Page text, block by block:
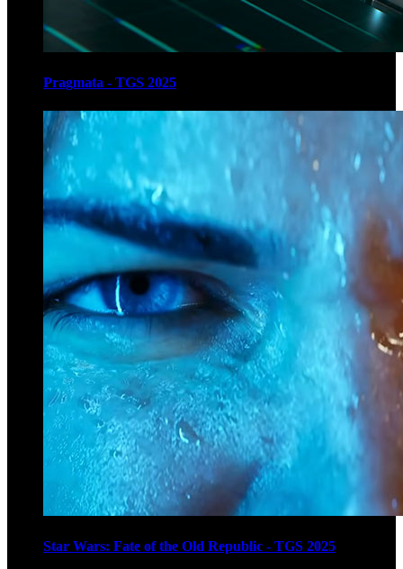
Pragmata - TGS 2025
Star Wars: Fate of the Old Republic - TGS 2025